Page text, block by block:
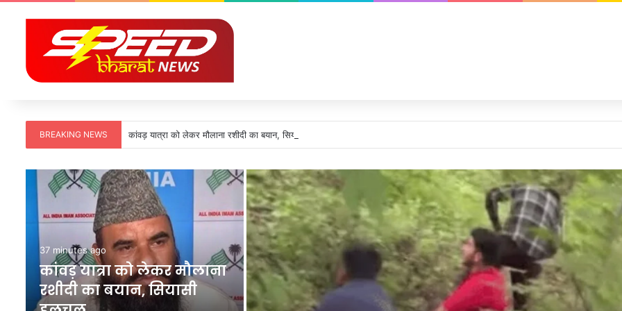
BREAKING NEWS कांवड़ यात्रा को लेकर मौलाना रशीदी का बयान, सियासी हलचल तेज
37 minutes ago
कांवड़ यात्रा को लेकर मौलाना
रशीदी का बयान, सियासी